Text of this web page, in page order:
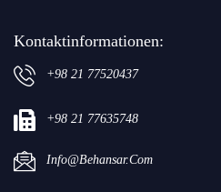
Kontaktinformationen:
+98 21 77520437
+98 21 77635748
Info@behansar.com